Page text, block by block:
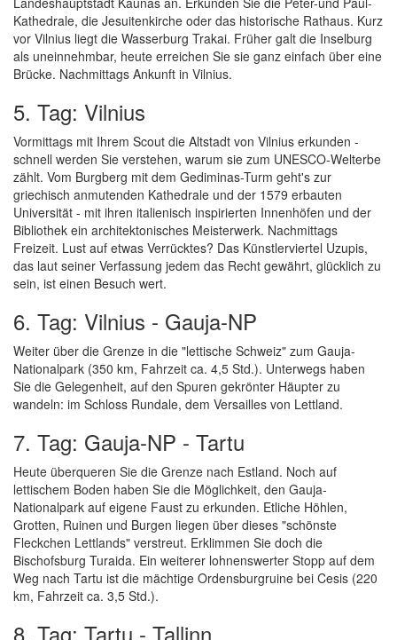
Kathedrale, die Jesuitenkirche oder das historische Rathaus. Kurz
vor Vilnius liegt die Wasserburg Trakai. Früher galt die Inselburg
als uneinnehmbar, heute erreichen Sie sie ganz einfach über eine
Brücke. Nachmittags Ankunft in Vilnius.
5. Tag: Vilnius
Vormittags mit Ihrem Scout die Altstadt von Vilnius erkunden -
schnell werden Sie verstehen, warum sie zum UNESCO-Welterbe
zählt. Vom Burgberg mit dem Gediminas-Turm geht's zur
griechisch anmutenden Kathedrale und der 1579 erbauten
Universität - mit ihren italienisch inspirierten Innenhöfen und der
Bibliothek ein architektonisches Meisterwerk. Nachmittags
Freizeit. Lust auf etwas Verrücktes? Das Künstlerviertel Uzupis,
das laut seiner Verfassung jedem das Recht gewährt, glücklich zu
sein, ist einen Besuch wert.
6. Tag: Vilnius - Gauja-NP
Weiter über die Grenze in die "lettische Schweiz" zum Gauja-
Nationalpark (350 km, Fahrzeit ca. 4,5 Std.). Unterwegs haben
Sie die Gelegenheit, auf den Spuren gekrönter Häupter zu
wandeln: im Schloss Rundale, dem Versailles von Lettland.
7. Tag: Gauja-NP - Tartu
Heute überqueren Sie die Grenze nach Estland. Noch auf
lettischem Boden haben Sie die Möglichkeit, den Gauja-
Nationalpark auf eigene Faust zu erkunden. Etliche Höhlen,
Grotten, Ruinen und Burgen liegen über dieses "schönste
Fleckchen Lettlands" verstreut. Erklimmen Sie doch die
Bischofsburg Turaida. Ein weiterer lohnenswerter Stopp auf dem
Weg nach Tartu ist die mächtige Ordensburgruine bei Cesis (220
km, Fahrzeit ca. 3,5 Std.).
8. Tag: Tartu - Tallinn